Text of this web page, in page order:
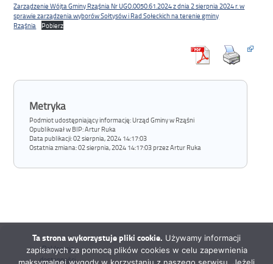
Zarządzenie Wójta Gminy Rząśnia Nr UGO.0050.61.2024 z dnia 2 sierpnia 2024 r. w
sprawie zarządzenia wyborów Sołtysów i Rad Sołeckich na terenie gminy
Rząśnia
Pobierz
Metryka
Podmiot udostępniający informację: Urząd Gminy w Rząśni
Opublikował w BIP:Artur Ruka
Data publikacji:02 sierpnia, 2024 14:17:03
Ostatnia zmiana:02 sierpnia, 2024 14:17:03 przez Artur Ruka
Deklaracja
dostępności
Ta strona wykorzystuje pliki cookie. Używamy informacji
zapisanych za pomocą plików cookies w celu zapewnienia